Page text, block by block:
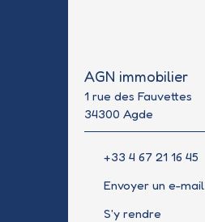
AGN immobilier
1 rue des Fauvettes
34300 Agde
+33 4 67 21 16 45
Envoyer un e-mail
S'y rendre